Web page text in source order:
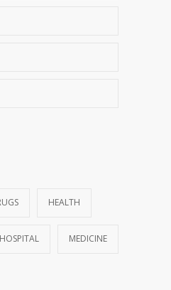
HEALTH
HOSPITAL MEDICINE